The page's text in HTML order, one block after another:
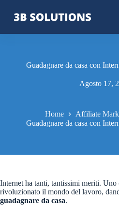
Guadagnare da casa con
Agosto 17,
Home
Affiliate
Guadagnare da casa con
Internet ha tanti, tantissimi meriti.
rivoluzionato il mondo del lavoro,
guadagnare da casa.